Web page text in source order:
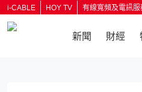
i-CABLE HOY TV 有線寬頻及電訊服
新聞 財經